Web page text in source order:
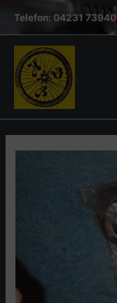
springen
Inhalt
Telefon: 04231 73940